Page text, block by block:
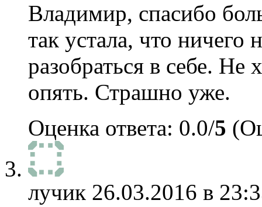
Владимир, спасибо
так устала, что
разобраться в себе. Не
опять. Страшно уже.
Оценка ответа: 0.0/5
лучик 26.03.2016 в